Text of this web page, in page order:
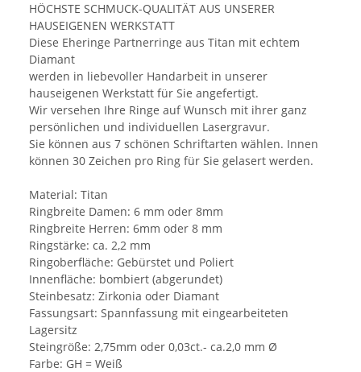
HÖCHSTE SCHMUCK-QUALITÄT AUS UNSERER
HAUSEIGENEN WERKSTATT
Diese Eheringe Partnerringe aus Titan mit echtem
Diamant
werden in liebevoller Handarbeit in unserer
hauseigenen Werkstatt für Sie angefertigt.
Wir versehen Ihre Ringe auf Wunsch mit ihrer ganz
persönlichen und individuellen Lasergravur.
Sie können aus 7 schönen Schriftarten wählen. Innen
können 30 Zeichen pro Ring für Sie gelasert werden.
Material: Titan
Ringbreite Damen: 6 mm oder 8mm
Ringbreite Herren: 6mm oder 8 mm
Ringstärke: ca. 2,2 mm
Ringoberfläche: Gebürstet und Poliert
Innenfläche: bombiert (abgerundet)
Steinbesatz: Zirkonia oder Diamant
Fassungsart: Spannfassung mit eingearbeiteten
Lagersitz
Steingröße: 2,75mm oder 0,03ct.- ca.2,0 mm Ø
Farbe: GH = Weiß